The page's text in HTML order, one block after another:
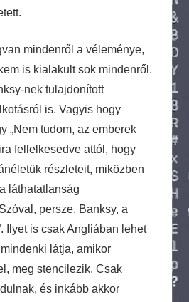
mindenről a véleménye,
is kialakult sok mindenről.
nek tulajdonított
is. Vagyis hogy
„Nem tudom, az emberek
fellelkesedve attól, hogy
részleteit, miközben
láthatatlanság
persze, Banksy, a
Ilyet is csak Angliában lehet
látja, amikor
meg stencilezik. Csak
és inkább akkor